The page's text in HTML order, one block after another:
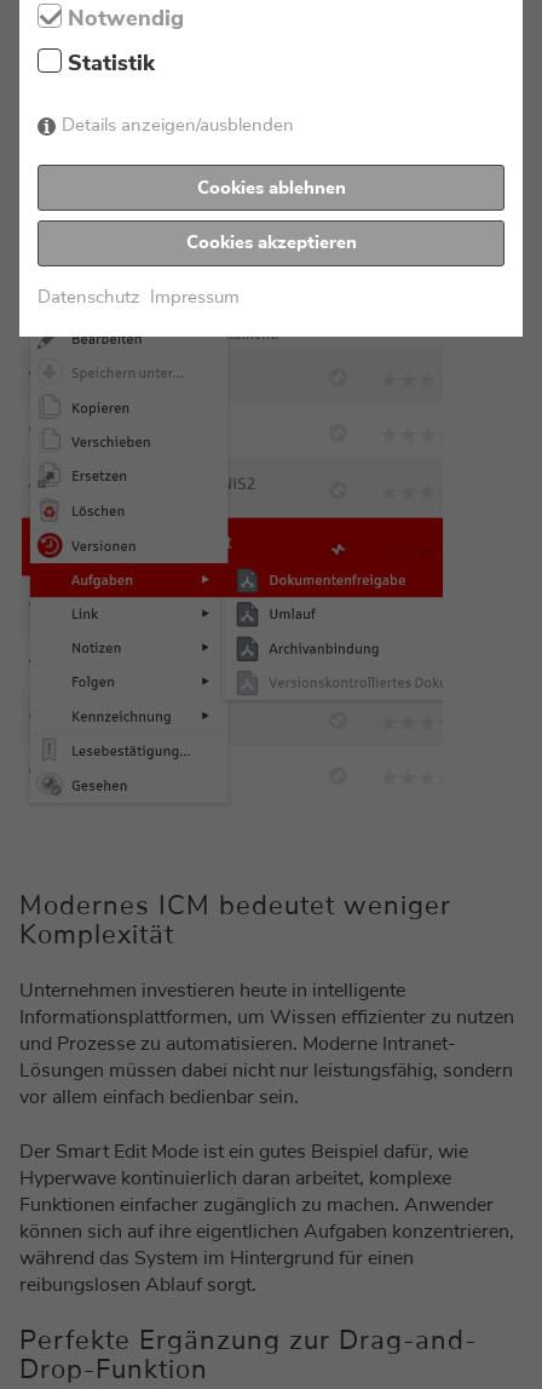
Anwender arbeiten direkt dort, wo die Information
verfügbar ist. Das reduziert Kontextwechsel und
Workflows direkt starten
Dokumentenfreigaben oder andere Geschäftsprozesse
können unmittelbar aus dem Dokument heraus
angestoßen werden.
Modernes ICM bedeutet weniger
Komplexität
Unternehmen investieren heute in intelligente
Informationsplattformen, um Wissen effizienter zu nutzen
und Prozesse zu automatisieren. Moderne Intranet-
Lösungen müssen dabei nicht nur leistungsfähig, sondern
vor allem einfach bedienbar sein.
Der Smart Edit Mode ist ein gutes Beispiel dafür, wie
Hyperwave kontinuierlich daran arbeitet, komplexe
Funktionen einfacher zugänglich zu machen. Anwender
können sich auf ihre eigentlichen Aufgaben konzentrieren,
während das System im Hintergrund für einen
reibungslosen Ablauf sorgt.
Perfekte Ergänzung zur Drag-and-
Drop-Funktion
Notwendig
Statistik
Details anzeigen/ausblenden
Cookies ablehnen
Cookies akzeptieren
Datenschutz Impressum